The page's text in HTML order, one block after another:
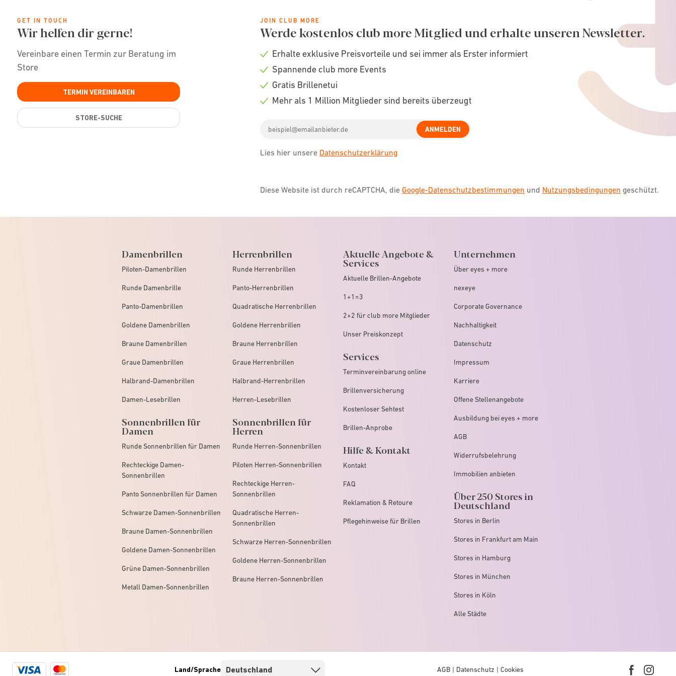
GET IN TOUCH
Wir helfen dir gerne!
Vereinbare einen Termin zur Beratung im
Store
TERMIN VEREINBAREN
STORE-SUCHE
JOIN CLUB MORE
Werde kostenlos club more Mitglied und erhalte unseren Newsletter.
Check
Erhalte exklusive Preisvorteile und sei immer als Erster informiert
Check
Spannende club more Events
Check
Gratis Brillenetui
Mehr als 1 Million Mitglieder sind bereits überzeugt
address
ANMELDEN
Lies hier unsere Datenschutzerklärung
Diese Website ist durch reCAPTCHA, die Google-Datenschutzbestimmungen und Nutzungsbedingungen geschützt.
Damenbrillen
Piloten-Damenbrillen
Runde Damenbrille
Panto-Damenbrillen
Goldene Damenbrillen
Braune Damenbrillen
Graue Damenbrillen
Halbrand-Damenbrillen
Damen-Lesebrillen
Sonnenbrillen für
Damen
Runde Sonnenbrillen für Damen
Rechteckige Damen-
Sonnenbrillen
Panto Sonnenbrillen für Damen
Schwarze Damen-Sonnenbrillen
Braune Damen-Sonnenbrillen
Goldene Damen-Sonnenbrillen
Grüne Damen-Sonnenbrillen
Metall Damen-Sonnenbrillen
Herrenbrillen
Runde Herrenbrillen
Panto-Herrenbrillen
Quadratische Herrenbrillen
Goldene Herrenbrillen
Braune Herrenbrillen
Graue Herrenbrillen
Halbrand-Herrenbrillen
Herren-Lesebrillen
Sonnenbrillen für
Herren
Runde Herren-Sonnenbrillen
Piloten Herren-Sonnenbrillen
Rechteckige Herren-
Sonnenbrillen
Quadratische Herren-
Sonnenbrillen
Schwarze Herren-Sonnenbrillen
Goldene Herren-Sonnenbrillen
Braune Herren-Sonnenbrillen
Aktuelle Angebote &
Services
Aktuelle Brillen-Angebote
1+1=3
2+2 für club more Mitglieder
Unser Preiskonzept
Services
Terminvereinbarung online
Brillenversicherung
Kostenloser Sehtest
Brillen-Anprobe
Hilfe & Kontakt
Kontakt
FAQ
Reklamation & Retoure
Pflegehinweise für Brillen
Unternehmen
Über eyes + more
nexeye
Corporate Governance
Nachhaltigkeit
Datenschutz
Impressum
Karriere
Offene Stellenangebote
Ausbildung bei eyes + more
AGB
Widerrufsbelehrung
Immobilien anbieten
Über 250 Stores in
Deutschland
Stores in Berlin
Stores in Frankfurt am Main
Stores in Hamburg
Stores in München
Stores in Köln
Alle Städte
Visa
Mastercard
Land/Sprache AGB Datenschutz Cookies